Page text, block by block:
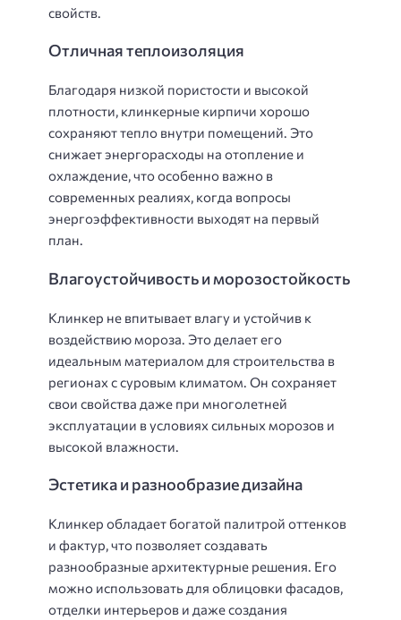
свойств.
Отличная теплоизоляция
Благодаря низкой пористости и высокой
плотности, клинкерные кирпичи хорошо
сохраняют тепло внутри помещений. Это
снижает энергорасходы на отопление и
охлаждение, что особенно важно в
современных реалиях, когда вопросы
энергоэффективности выходят на первый
план.
Влагоустойчивость и морозостойкость
Клинкер не впитывает влагу и устойчив к
воздействию мороза. Это делает его
идеальным материалом для строительства в
регионах с суровым климатом. Он сохраняет
свои свойства даже при многолетней
эксплуатации в условиях сильных морозов и
высокой влажности.
Эстетика и разнообразие дизайна
Клинкер обладает богатой палитрой оттенков
и фактур, что позволяет создавать
разнообразные архитектурные решения. Его
можно использовать для облицовки фасадов,
отделки интерьеров и даже создания